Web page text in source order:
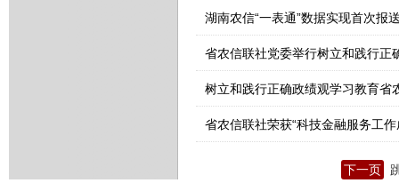
湖南农信“一表通”数据实现首次报
省农信联社党委举行树立和践行正
省农信联社荣获“科技金融服务工
下一页